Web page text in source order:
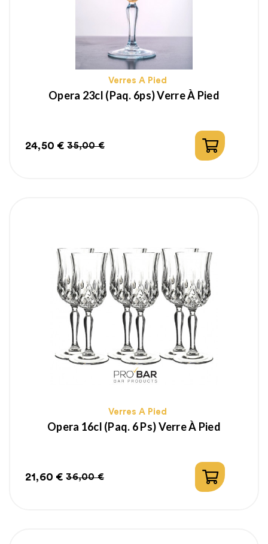
Verres A Pied
Opera 23cl (paq. 6ps) Verre À Pied
Prix
24,50 €
Prix
35,00 €
Verres A Pied
Opera 16cl (paq. 6 Ps) Verre À Pied
Prix
21,60 €
Prix
36,00 €